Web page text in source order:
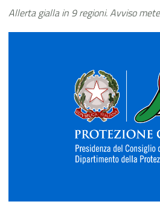
Allerta gialla in 9 regioni. Avviso